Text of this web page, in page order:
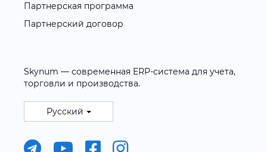
Партнерская программа
Партнерский договор
Skynum — современная ERP-система для учета,
торговли и производства.
Русский